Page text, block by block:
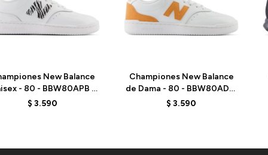
New Balance
- 80 - BBW80APB -
OPTIC WHITE
$ 3.590
Championes New Balance
de Dama - 80 - BBW80ADW
- WHITE/ORANGE
$ 3.590